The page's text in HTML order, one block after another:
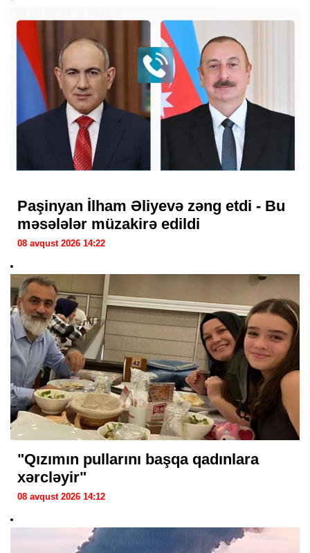
Paşinyan İlham Əliyevə zəng etdi - Bu
məsələlər müzakirə edildi
08 avqust 2026 14:22
"Qızımın pullarını başqa qadınlara
xərcləyir"
08 avqust 2026 14:12